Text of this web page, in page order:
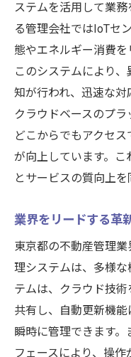
最新システ
チ
課題解決を
不動産管理
東京都での
能
クラウドベース
リモートワ
の利点
いつでもど
の構築
クラウド技
化
ステムを活用して業
る管理会社ではIoTセ
態やエネルギー消費を
このシステムにより
知が行われ、迅速な対
クラウドベースのプ
どこからでもアクセ
が向上しています。
とサービスの質向上を
業界をリードする革
東京都の不動産管理
理システムは、多様
テムは、クラウド技
共有し、自動更新機
瞬時に管理できます
フェースにより、操